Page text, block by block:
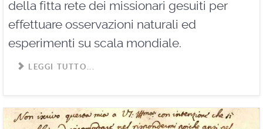
della fitta rete dei missionari gesuiti per
effettuare osservazioni naturali ed
esperimenti su scala mondiale.
LEGGI TUTTO...